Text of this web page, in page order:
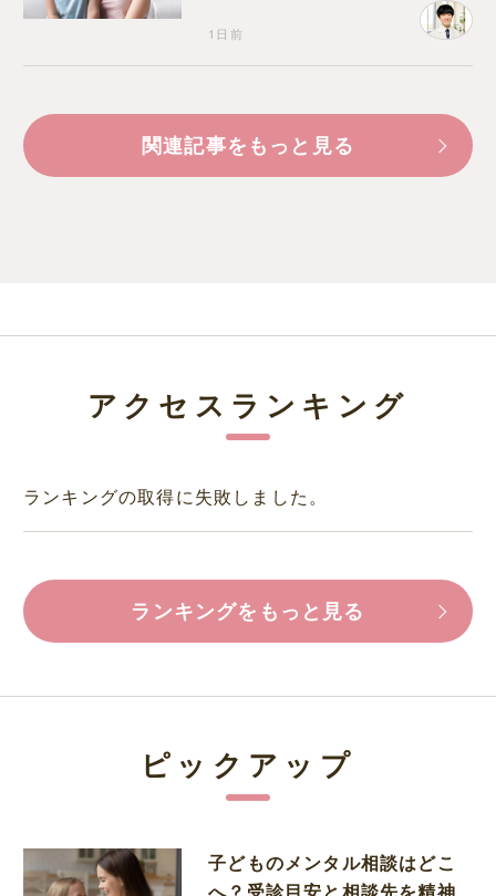
1日前
関連記事をもっと見る
アクセスランキング
ランキングの取得に失敗しました。
ランキングをもっと見る
ピックアップ
子どものメンタル相談はどこ